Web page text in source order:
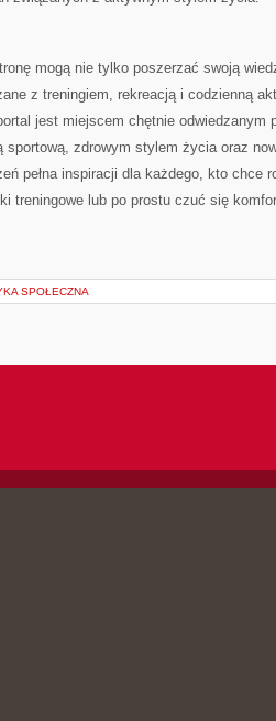
mogą nie tylko poszerzać swoją
z treningiem, rekreacją i codzienną
jest miejscem chętnie odwiedzanym
sportową, zdrowym stylem życia oraz
pełna inspiracji dla każdego, kto chce
treningowe lub po prostu czuć się
SPOŁECZNA